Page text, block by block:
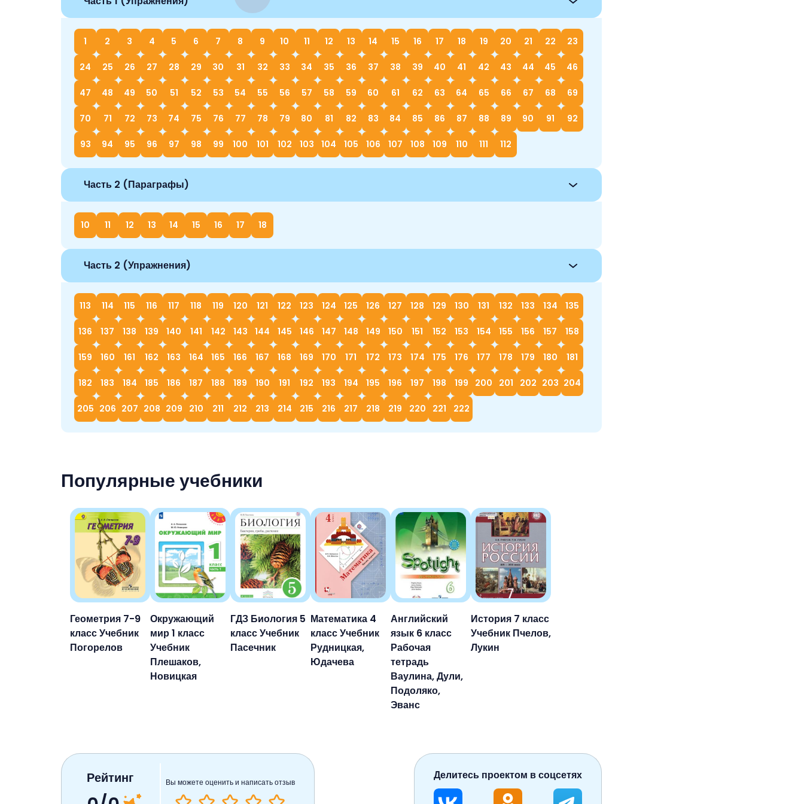
1 2 3 4 5 6 7 8 9 10 11 12 13 14 15 16 17 18 19 20 21 22 23
24 25 26 27 28 29 30 31 32 33 34 35 36 37 38 39 40 41 42 43 44 45 46
47 48 49 50 51 52 53 54 55 56 57 58 59 60 61 62 63 64 65 66 67 68 69
70 71 72 73 74 75 76 77 78 79 80 81 82 83 84 85 86 87 88 89 90 91 92
93 94 95 96 97 98 99 100 101 102 103 104 105 106 107 108 109 110 111 112
Часть 2 (Параграфы)
10 11 12 13 14 15 16 17 18
Часть 2 (Упражнения)
113 114 115 116 117 118 119 120 121 122 123 124 125 126 127 128 129 130 131 132 133 134 135
136 137 138 139 140 141 142 143 144 145 146 147 148 149 150 151 152 153 154 155 156 157 158
159 160 161 162 163 164 165 166 167 168 169 170 171 172 173 174 175 176 177 178 179 180 181
182 183 184 185 186 187 188 189 190 191 192 193 194 195 196 197 198 199 200 201 202 203 204
205 206 207 208 209 210 211 212 213 214 215 216 217 218 219 220 221 222
Популярные учебники
Геометрия 7-9
класс Учебник
Погорелов
Окружающий
мир 1 класс
Учебник
Плешаков,
Новицкая
ГДЗ Биология 5
класс Учебник
Пасечник
Математика 4
класс Учебник
Рудницкая,
Юдачева
Английский
язык 6 класс
Рабочая
тетрадь
Ваулина, Дули,
Подоляко,
Эванс
История 7 класс
Учебник Пчелов,
Лукин
Рейтинг Вы можете оценить и написать отзыв Делитесь проектом в соцсетях